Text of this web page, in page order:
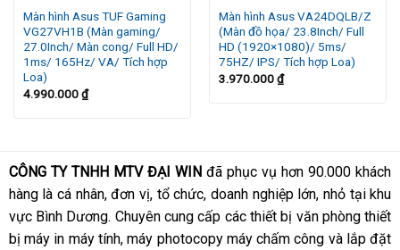
Phụ kiện kèm theo
Dây điện
Cáp USB-C
Xem thêm cấu hình chi tiết
Hotline: 0973.095.114
Giờ làm việc: Từ 7:00 đến 21:00
Màn hình Asus TUF Gaming
VG27VH1B (Màn gaming/
27.0Inch/ Màn cong/ Full HD/
1ms/ 165Hz/ VA/ Tích hợp
Loa)
4.990.000₫
Màn hình Asus VA24DQLB/Z
(Màn đồ họa/ 23.8Inch/ Full
HD (1920×1080)/ 5ms/
75HZ/ IPS/ Tích hợp Loa)
3.970.000₫
CÔNG TY TNHH MTV ĐẠI WIN đã phục vụ hơn 90.000 khách
hàng là cá nhân, đơn vị, tổ chức, doanh nghiệp lớn, nhỏ tại khu
vực Bình Dương. Chuyên cung cấp các thiết bị văn phòng thiết
bị máy in máy tính, máy photocopy máy chấm công và lắp đặt